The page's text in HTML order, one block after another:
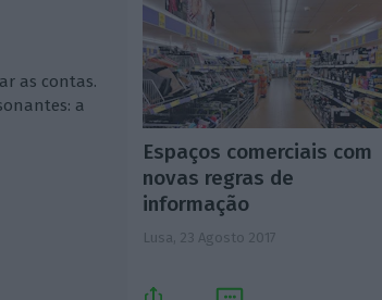
as contas.
a
Espaços comerciais com
novas regras de
informação
Lusa, 23 Agosto 2017